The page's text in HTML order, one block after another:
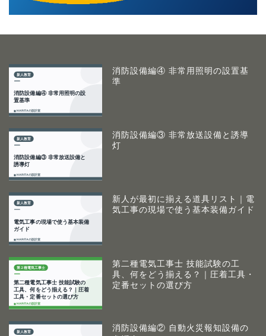
消防設備編④ 非常用照明の設置基
準
消防設備編③ 非常放送設備と誘導
灯
新人が最初に揃える道具リスト｜電
気工事の現場で使う基本装備ガイド
第二種電気工事士 技能試験の工
具、何をどう揃える？｜圧着工具・
定番セットの選び方
消防設備編② 自動火災報知設備の